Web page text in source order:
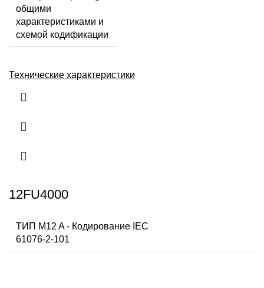
общими
характеристиками и
схемой кодификации
Технические характеристики
12FU4000
ТИП M12 A - Кодирование IEC
61076-2-101